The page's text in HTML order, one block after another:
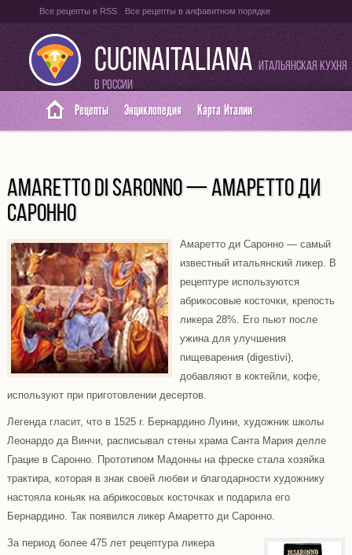
Все рецепты в RSS Все рецепты в алфавитном порядке
Оглавление на итальянском языке Карта сайта
CUCINAITALIANA Итальянская кухня
в России
Рецепты Энциклопедия Карта Италии
AMARETTO DI SARONNO — АМАРЕТТО ДИ
САРОННО
Амаретто ди Саронно — самый
известный итальянский ликер. В
рецептуре используются
абрикосовые косточки, крепость
ликера 28%. Его пьют после
ужина для улучшения
пищеварения (digestivi),
добавляют в коктейли, кофе,
используют при приготовлении десертов.
Легенда гласит, что в 1525 г. Бернардино Луини, художник школы
Леонардо да Винчи, расписывал стены храма Санта Мария делле
Грацие в Саронно. Прототипом Мадонны на фреске стала хозяйка
трактира, которая в знак своей любви и благодарности художнику
настояла коньяк на абрикосовых косточках и подарила его
Бернардино. Так появился ликер Амаретто ди Саронно.
За период более 475 лет рецептура ликера